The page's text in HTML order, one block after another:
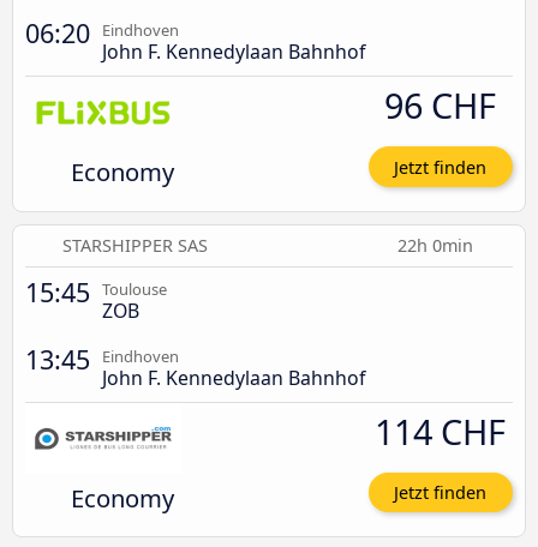
06:20 Eindhoven
John F. Kennedylaan Bahnhof
Economy
96 CHF
Jetzt finden
STARSHIPPER SAS 22h 0min
15:45 Toulouse
ZOB
13:45 Eindhoven
John F. Kennedylaan Bahnhof
Economy
114 CHF
Jetzt finden